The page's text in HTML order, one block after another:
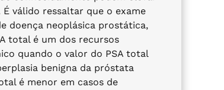
válido ressaltar que o exame
doença neoplásica prostática,
total é um dos recursos
quando o valor do PSA total
benigna da próstata
é menor em casos de